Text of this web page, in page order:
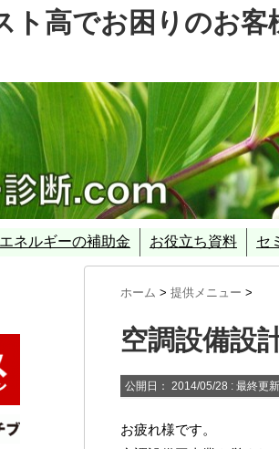
ト高でお困りのお
ルギー診断プロフェッショナル
エネルギーの補助金
補助金事業の代行
代表的な補助金事業
エネルギー使用合理化事業(SII)
ASETT事業（環境省）
環境省ポテンシャル診断事業
創エネ補助金事業
省エネ補助金事業
お役立ち資料
エネルギー政策
平成２５年度 経済産
平成２７年度 経済産業
平成２７年度 環境省
省エネルギー診断に使
補助金採択分析
セ
ホーム > 提供メニュー >
空調設備設
公開日： 2014/05/28 : 最終更
お疲れ様です。